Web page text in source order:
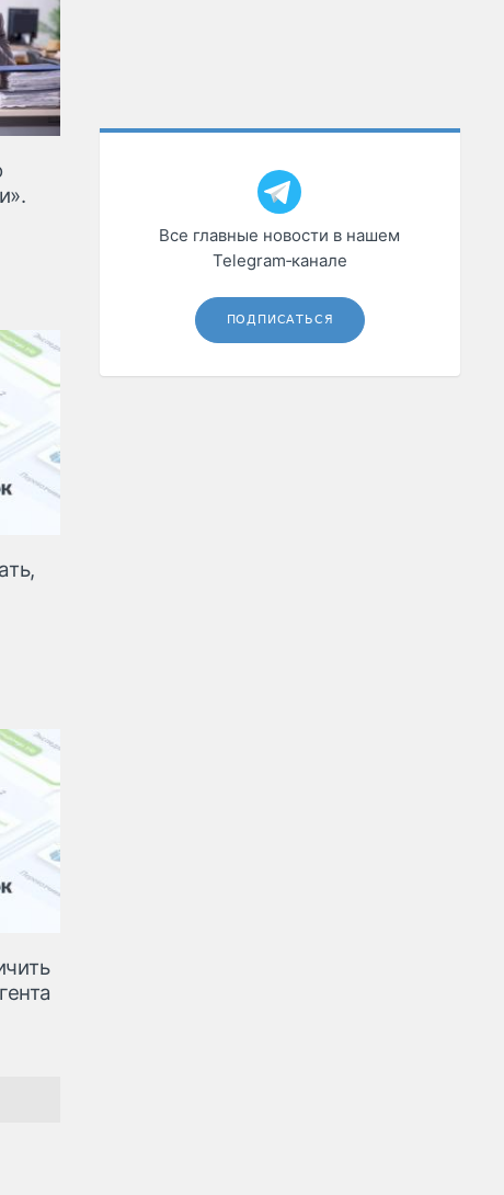
Все главные новости в нашем
Telegram‑канале
ПОДПИСАТЬСЯ